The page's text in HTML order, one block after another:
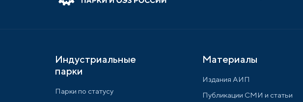
Индустриальные
парки
Парки по статусу
Материалы
Издания АИП
Публикации СМИ и статьи